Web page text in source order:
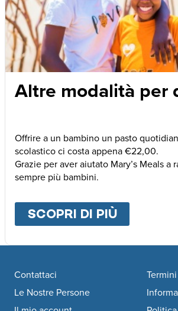
Altre modalità per
Offrire a un bambino un pasto
scolastico ci costa appena €22,00.
Grazie per aver aiutato Mary’s Meals a
sempre più bambini.
SCOPRI DI PIÙABOUT
Footer navigation
Contattaci
Le Nostre Persone